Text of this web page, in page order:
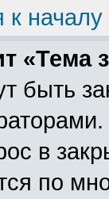
к началу
«Тема
быть
в
по